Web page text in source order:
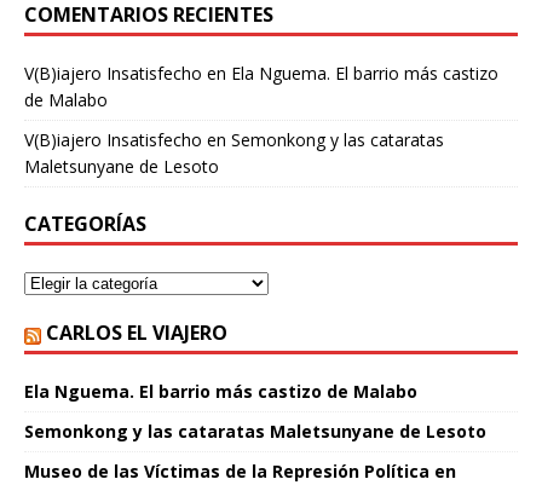
COMENTARIOS RECIENTES
V(B)iajero Insatisfecho en Ela Nguema. El barrio más castizo
de Malabo
V(B)iajero Insatisfecho en Semonkong y las cataratas
Maletsunyane de Lesoto
CATEGORÍAS
CARLOS EL VIAJERO
Ela Nguema. El barrio más castizo de Malabo
Semonkong y las cataratas Maletsunyane de Lesoto
Museo de las Víctimas de la Represión Política en